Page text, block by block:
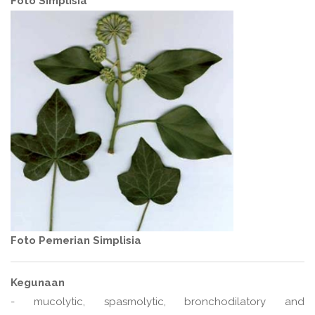
Foto Pemerian Simplisia
Kegunaan
- mucolytic, spasmolytic, bronchodilatory and